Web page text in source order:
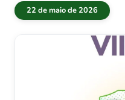
22 de maio de 2026